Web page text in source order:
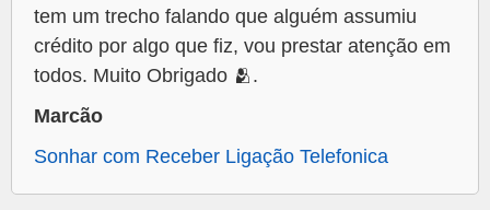
tem um trecho falando que alguém assumiu
crédito por algo que fiz, vou prestar atenção em
todos. Muito Obrigado 🫂.
Marcão
Sonhar com Receber Ligação Telefonica